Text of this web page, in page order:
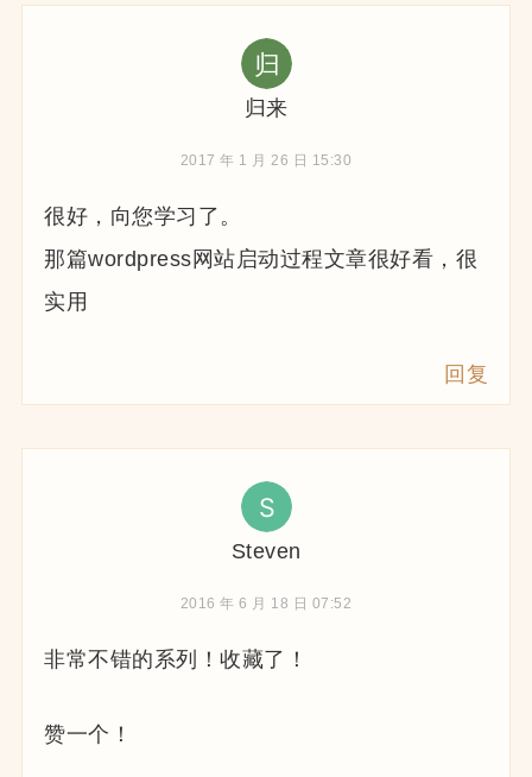
归来
2017 年 1 月 26 日 15:30
很好，向您学习了。
那篇wordpress网站启动过程文章很好看，很
实用
回复
Steven
2016 年 6 月 18 日 07:52
非常不错的系列！收藏了！
赞一个！